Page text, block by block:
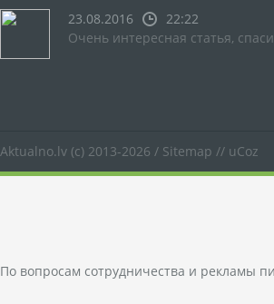
23.08.2016
22:22
Очень интересная статья,
Aktualno.lv (c) 2013-2026 / Sitemap // uCoz
По вопросам сотрудничества и рекламы